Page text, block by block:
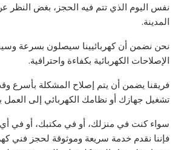
نفس اليوم الذي تتم فيه الحجز، بغض النظر
المدينة.
نحن نضمن أن كهربائيينا سيصلون بسرعة
الإصلاحات الكهربائية بكفاءة واحترافية.
فريقنا يضمن أن يتم إصلاح المشكلة
تشغيل جهازك أو نظامك الكهربائي إلى
سواء كنت في منزلك، أو في مكتبك، أو في
فإننا نقدم خدمة سريعة وموثوقة لحجز فني